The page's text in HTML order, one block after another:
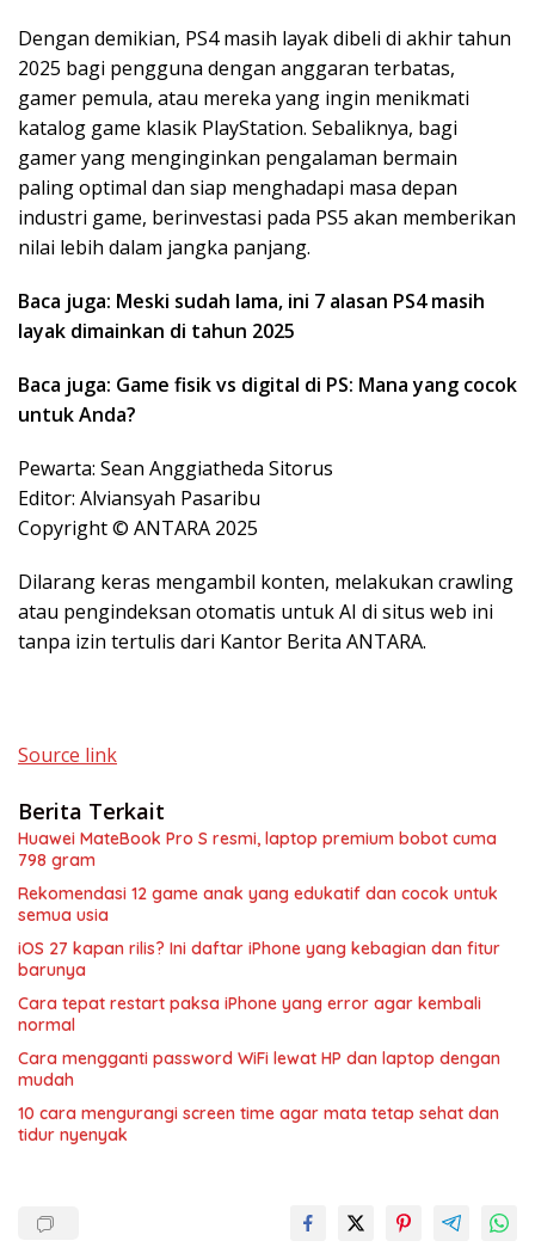
Dengan demikian, PS4 masih layak dibeli di akhir tahun
2025 bagi pengguna dengan anggaran terbatas,
gamer pemula, atau mereka yang ingin menikmati
katalog game klasik PlayStation. Sebaliknya, bagi
gamer yang menginginkan pengalaman bermain
paling optimal dan siap menghadapi masa depan
industri game, berinvestasi pada PS5 akan memberikan
nilai lebih dalam jangka panjang.
Baca juga: Meski sudah lama, ini 7 alasan PS4 masih
layak dimainkan di tahun 2025
Baca juga: Game fisik vs digital di PS: Mana yang cocok
untuk Anda?
Pewarta: Sean Anggiatheda Sitorus
Editor: Alviansyah Pasaribu
Copyright © ANTARA 2025
Dilarang keras mengambil konten, melakukan crawling
atau pengindeksan otomatis untuk AI di situs web ini
tanpa izin tertulis dari Kantor Berita ANTARA.
Source link
Berita Terkait
Huawei MateBook Pro S resmi, laptop premium bobot cuma
798 gram
Rekomendasi 12 game anak yang edukatif dan cocok untuk
semua usia
iOS 27 kapan rilis? Ini daftar iPhone yang kebagian dan fitur
barunya
Cara tepat restart paksa iPhone yang error agar kembali
normal
Cara mengganti password WiFi lewat HP dan laptop dengan
mudah
10 cara mengurangi screen time agar mata tetap sehat dan
tidur nyenyak